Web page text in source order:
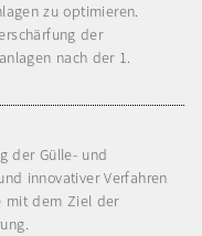
zu optimieren.
der
nach der 1.
der Gülle- und
innovativer Verfahren
mit dem Ziel der